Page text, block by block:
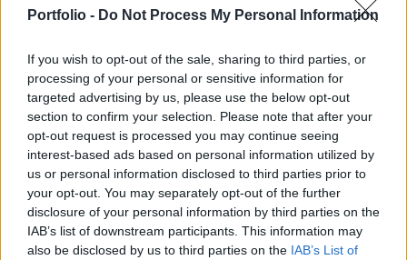
Portfolio - Do Not Process My Personal Information
If you wish to opt-out of the sale, sharing to third parties, or
processing of your personal or sensitive information for
targeted advertising by us, please use the below opt-out
section to confirm your selection. Please note that after your
opt-out request is processed you may continue seeing
interest-based ads based on personal information utilized by
us or personal information disclosed to third parties prior to
your opt-out. You may separately opt-out of the further
disclosure of your personal information by third parties on the
IAB’s list of downstream participants. This information may
also be disclosed by us to third parties on the IAB’s List of
valamivel aktívabb piacon.
A nemzetközi kötvénypiacokhoz hasonló folyamatok
látszanak a magyar állampapírok esetében is: a reggeli
jelentős hozamemelkedés után lassan kezdenek
megnyugodni a befektetők. A Portfolio piaci forrásai
szerint a hosszú kötvények esetében 20-25 bázispontos
emelkedéssel indult a nap. Így a tízéves hozam például a
pénteki 3,83 százalék után ismét 4 százalék felett
lehetett....